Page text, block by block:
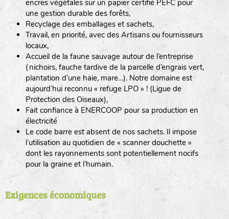
encres végétales sur un papier certifié PEFC pour
une gestion durable des forêts,
Recyclage des emballages et sachets,
Travail, en priorité, avec des Artisans ou fournisseurs
locaux,
Accueil de la faune sauvage autour de l’entreprise
(nichoirs, fauche tardive de la parcelle d’engrais vert,
plantation d’une haie, mare…). Notre domaine est
aujourd’hui reconnu « refuge LPO » ! (Ligue de
Protection des Oiseaux),
Fait confiance à ENERCOOP pour sa production en
électricité
Le code barre est absent de nos sachets. Il impose
l’utilisation au quotidien de « scanner douchette »
dont les rayonnements sont potentiellement nocifs
pour la graine et l’humain.
Exigences économiques